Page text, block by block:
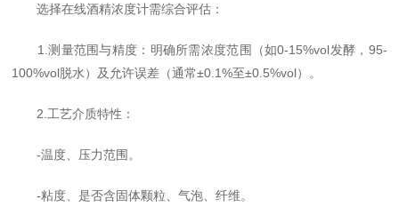
选择在线酒精浓度计需综合评估：
1.测量范围与精度：明确所需浓度范围（如0-15%vol发酵，95-
100%vol脱水）及允许误差（通常±0.1%至±0.5%vol）。
2.工艺介质特性：
-温度、压力范围。
-粘度、是否含固体颗粒、气泡、纤维。